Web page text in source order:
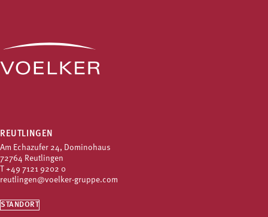
REUTLINGEN
Am Echazufer 24, Dominohaus
72764 Reutlingen
+49 7121 9202 0
reutlingen@voelker-gruppe.com
STANDORT